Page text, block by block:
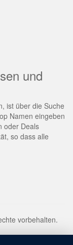
und
ist über die Suche
Namen eingeben
oder Deals
so dass alle
vorbehalten.